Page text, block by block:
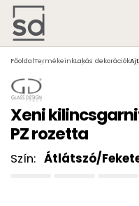
FőoldalTermékeinkLakás dekorációk
Xeni
PZ rozetta
Szín: Átlátszó/